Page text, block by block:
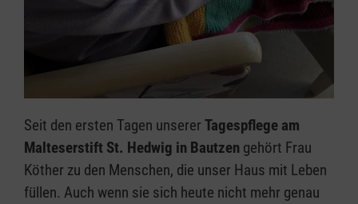
Seit den ersten Tagen unserer Tagespflege am
Malteserstift St. Hedwig in Bautzen gehört Frau
Köther zu den Menschen, die unser Haus mit Leben
füllen. Auch wenn sie sich heute nicht mehr genau